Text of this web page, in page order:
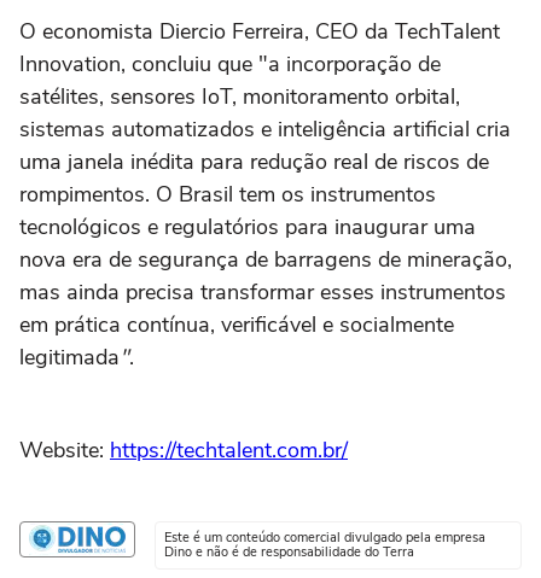
O economista Diercio Ferreira, CEO da TechTalent
Innovation, concluiu que "a incorporação de
satélites, sensores IoT, monitoramento orbital,
sistemas automatizados e inteligência artificial cria
uma janela inédita para redução real de riscos de
rompimentos. O Brasil tem os instrumentos
tecnológicos e regulatórios para inaugurar uma
nova era de segurança de barragens de mineração,
mas ainda precisa transformar esses instrumentos
em prática contínua, verificável e socialmente
legitimada".
Website: https://techtalent.com.br/
Este é um conteúdo comercial divulgado pela empresa
Dino e não é de responsabilidade do Terra